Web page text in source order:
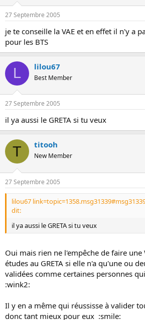
27 Septembre 2005
je te conseille la VAE et en effet il n'y a
pour les BTS
L lilou67
Best Member
27 Septembre 2005
il ya aussi le GRETA si tu veux
T titooh
New Member
27 Septembre 2005
lilou67
dit:
il ya aussi le GRETA si tu veux
Oui mais rien ne l'empêche de faire une
études au GRETA si elle n'a qu'une ou
validées comme certaines personnes
:wink2:
Il y en a même qui réussisse à valider
donc tant mieux pour eux :smile: